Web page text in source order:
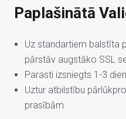
Paplašinātā
Uz standartiem balstīta
pārstāv augstāko SSL
Parasti izsniegts 1-3
Uztur atbilstību
prasībām